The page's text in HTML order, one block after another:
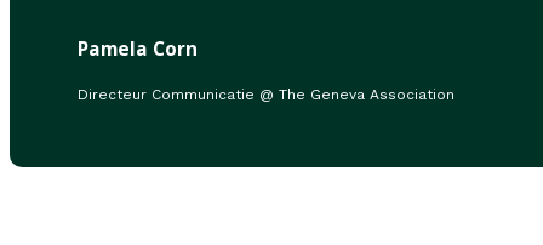
Pamela Corn
Directeur Communicatie @ The Geneva Association